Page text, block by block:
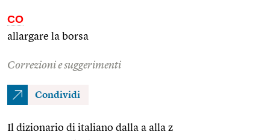
CO
allargare la borsa
Correzioni e suggerimenti
Condividi
Il dizionario di italiano dalla a alla z